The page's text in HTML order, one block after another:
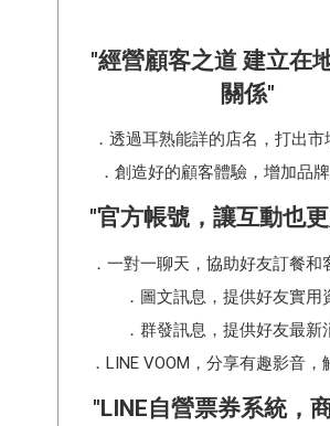
"經營顧客之道 建立在
關係"
．透過耳熟能詳的店名，打出市
．創造好的顧客體驗，增加品牌
"官方帳號，讓互動也
．一對一聊天，協助好友訂餐和
．圖文訊息，提供好友實用
．群發訊息，提供好友最新
．LINE VOOM，分享有趣影音，
"LINE自營票券系統，